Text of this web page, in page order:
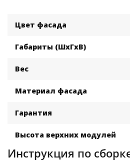
Цвет фасада
Габариты (ШхГхВ)
Вес
Материал фасада
Гарантия
Высота верхних модулей
Инструкция по